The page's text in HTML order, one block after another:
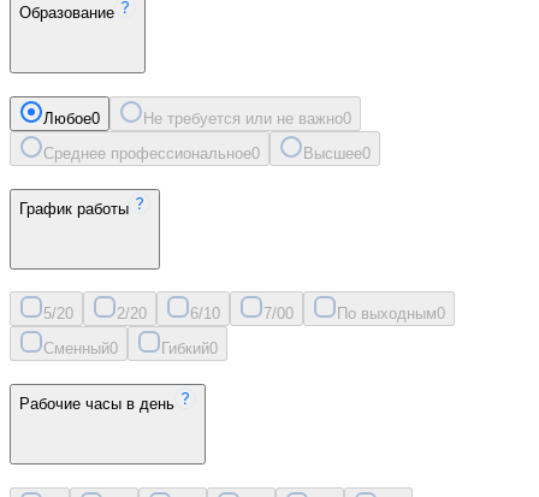
Образование
Любое0 Не требуется или не важно0
Среднее профессиональное0 Высшее0
График работы
5/20 2/20 6/10 7/00 По выходным0
Сменный0 Гибкий0
Рабочие часы в день